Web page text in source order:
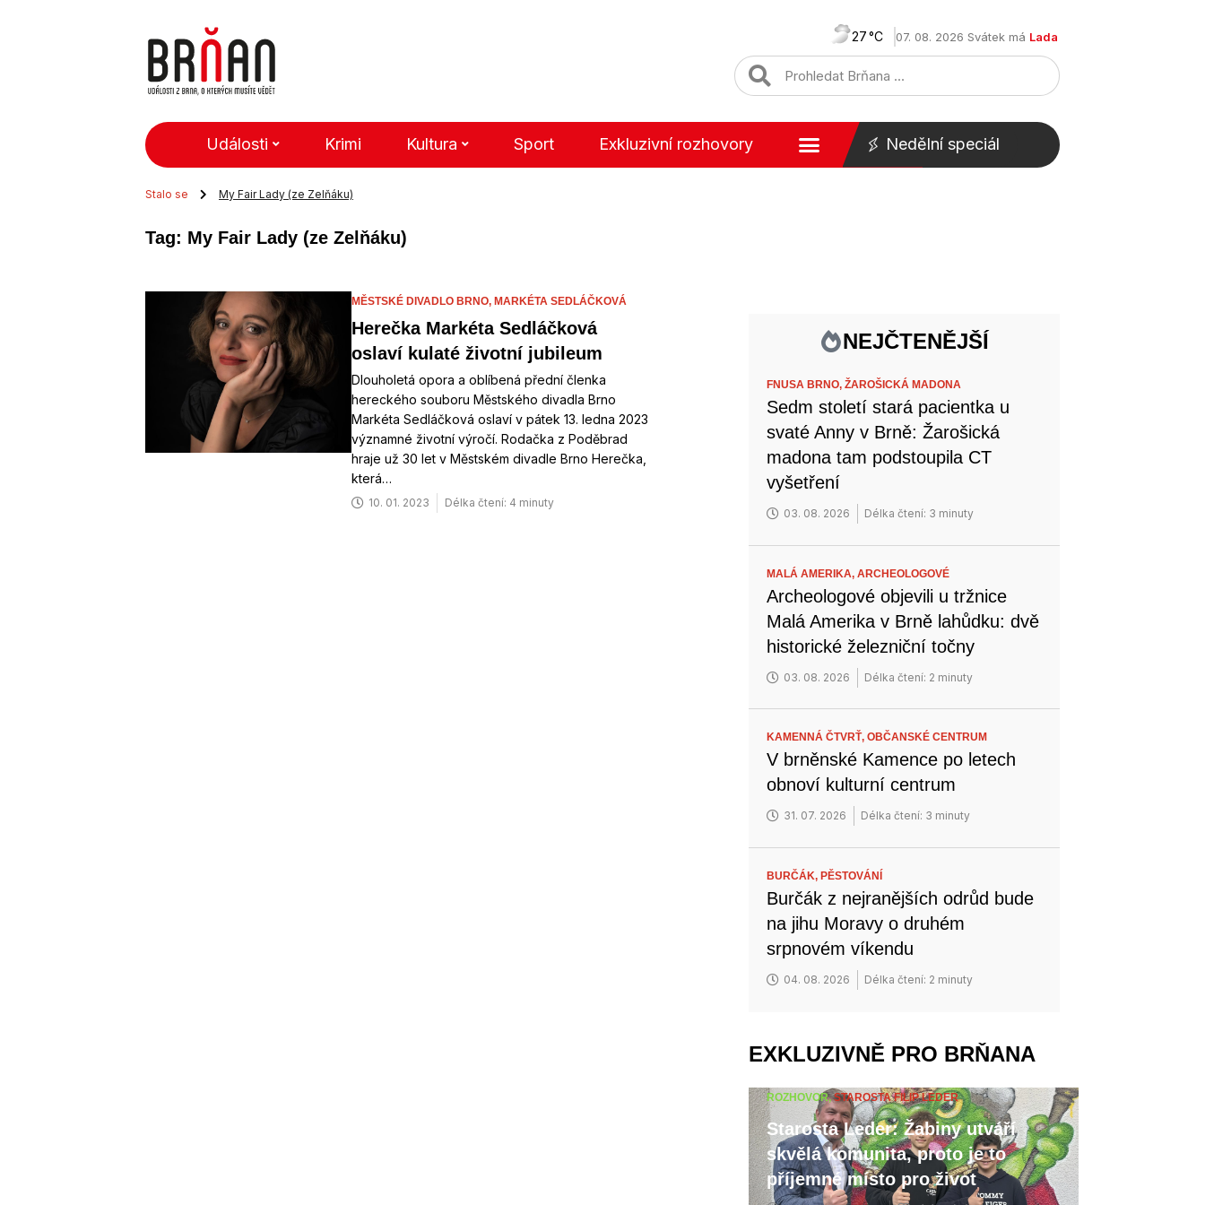
27 07. 08. 2026 Svátek má Lada
Události Krimi Kultura Sport Exkluzivní rozhovory Nedělní speciál
Stalo se My Fair Lady (ze Zelňáku)
Tag: My Fair Lady (ze Zelňáku)
MĚSTSKÉ DIVADLO BRNO, MARKÉTA SEDLÁČKOVÁ
Herečka Markéta Sedláčková
oslaví kulaté životní jubileum
Dlouholetá opora a oblíbená přední členka
hereckého souboru Městského divadla Brno
Markéta Sedláčková oslaví v pátek 13. ledna 2023
významné životní výročí. Rodačka z Poděbrad
hraje už 30 let v Městském divadle Brno Herečka,
která…
10. 01. 2023 Délka čtení: 4 minuty
NEJČTENĚJŠÍ
FNUSA BRNO,ŽAROŠICKÁ MADONA
Sedm století stará pacientka u
svaté Anny v Brně: Žarošická
madona tam podstoupila CT
vyšetření
03. 08. 2026 Délka čtení: 3 minuty
MALÁ AMERIKA,ARCHEOLOGOVÉ
Archeologové objevili u tržnice
Malá Amerika v Brně lahůdku: dvě
historické železniční točny
03. 08. 2026 Délka čtení: 2 minuty
KAMENNÁ ČTVRŤ,OBČANSKÉ CENTRUM
V brněnské Kamence po letech
obnoví kulturní centrum
31. 07. 2026 Délka čtení: 3 minuty
BURČÁK,PĚSTOVÁNÍ
Burčák z nejranějších odrůd bude
na jihu Moravy o druhém
srpnovém víkendu
04. 08. 2026 Délka čtení: 2 minuty
EXKLUZIVNĚ PRO BRŇANA
ROZHOVOR,STAROSTA FILIP LEDER
Starosta Leder: Žabiny utváří
skvělá komunita, proto je to
příjemné místo pro život